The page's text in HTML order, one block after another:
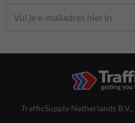
TrafficSupply Netherlands B.V.,